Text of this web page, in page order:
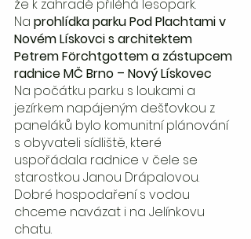
že k zahradě přiléhá lesopark.
Na prohlídka parku Pod Plachtami v
Novém Lískovci s architektem
Petrem Förchtgottem a zástupcem
radnice MČ Brno – Nový Lískovec
Na počátku parku s loukami a
jezírkem napájeným dešťovkou z
paneláků bylo komunitní plánování
s obyvateli sídliště, které
uspořádala radnice v čele se
starostkou Janou Drápalovou.
Dobré hospodaření s vodou
chceme navázat i na Jelínkovu
chatu.